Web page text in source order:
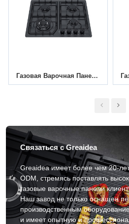
Газовая Варочная Панель С 4 Конфорками, Черная, С Нанопокрытием | MGBS-604B4B | 585 Мм
Связаться с Greaidea
Greaidea имеет более чем 20-
ODM, стремясь поставлять
газовые варочные панели
Наш завод не только оснащен
производственным
и имеет опытную и